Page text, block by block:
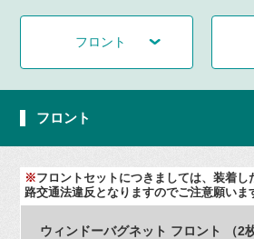
フロント
フロント
※フロントセットにつきましては、装着し
路交通法違反となりますのでご注意願いま
ウィンドーバグネット フロント （2